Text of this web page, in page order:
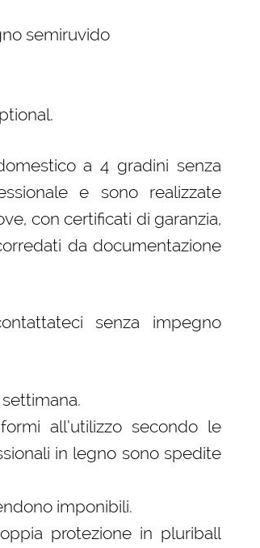
semiruvido
a 4 gradini senza
e sono realizzate
con certificati di garanzia,
da documentazione
senza impegno
all’utilizzo secondo le
in legno sono spedite
imponibili.
protezione in pluriball